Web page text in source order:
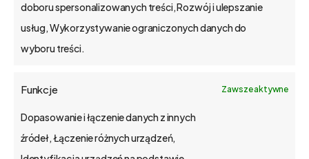
doboru spersonalizowanych treści, Rozwój i ulepszanie
usług, Wykorzystywanie ograniczonych danych do
wyboru treści.
Funkcje Zawsze aktywne
Dopasowanie i łączenie danych z innych
źródeł, Łączenie różnych urządzeń,
Zobacz nasz kanał na YouTube